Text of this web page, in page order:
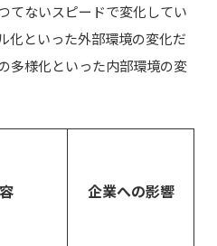
てないスピードで変化してい
化といった外部環境の変化だ
多様化といった内部環境の変
企業への影響